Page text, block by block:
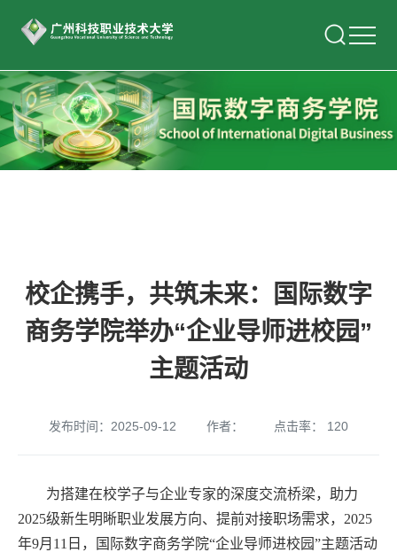
校企携手，共筑未来：国际数字
商务学院举办“企业导师进校园”
主题活动
发布时间：2025-09-12 作者： 点击率： 120
为搭建在校学子与企业专家的深度交流桥梁，助力
2025级新生明晰职业发展方向、提前对接职场需求，2025
年9月11日，国际数字商务学院“企业导师进校园”主题活动